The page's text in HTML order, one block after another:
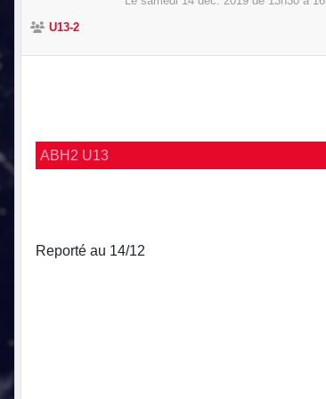
U13-2
ABH2 U13
Reporté au 14/12